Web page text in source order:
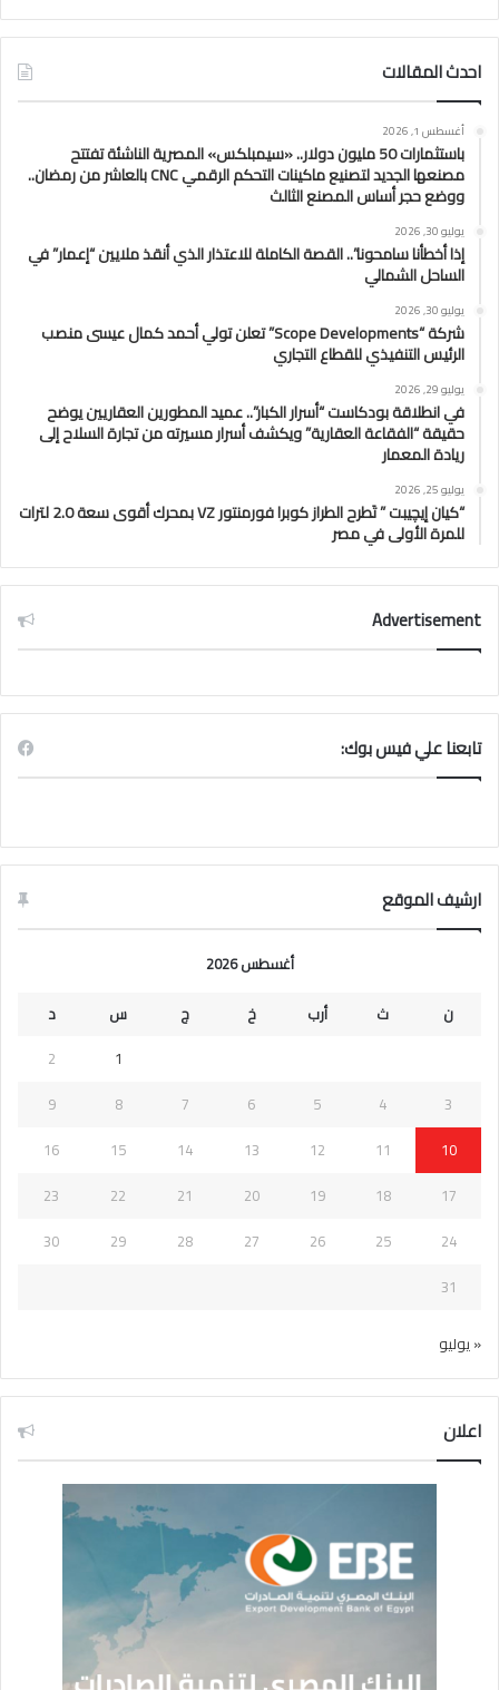
احدث المقالات
أغسطس 1, 2026
باستثمارات 50 مليون دولار.. «سيمبلكس» المصرية الناشئة تفتتح
مصنعها الجديد لتصنيع ماكينات التحكم الرقمي CNC بالعاشر من رمضان..
ووضع حجر أساس المصنع الثالث
يوليو 30, 2026
إذا أخطأنا سامحونا”.. القصة الكاملة للاعتذار الذي أنقذ ملايين “إعمار” في
الساحل الشمالي
يوليو 30, 2026
شركة “Scope Developments” تعلن تولي أحمد كمال عيسى منصب
الرئيس التنفيذي للقطاع التجاري
يوليو 29, 2026
في انطلاقة بودكاست “أسرار الكبار”.. عميد المطورين العقاريين يوضح
حقيقة “الفقاعة العقارية” ويكشف أسرار مسيرته من تجارة السلاح إلى
ريادة المعمار
يوليو 25, 2026
“كيان إيچيبت ” تَطرح الطراز كوبرا فورمنتور VZ بمحرك أقوى سعة 2.0 لترات
للمرة الأولى في مصر
Advertisement
تابعنا علي فيس بوك:
ارشيف الموقع
أغسطس 2026
ن
ث أرب خ ج س
د
1
2
3
4
5
6
7
8
9
10
11
12
13
14
15
16
17
18
19
20
21
22
23
24
25
26
27
28
29
30
31
« يوليو
اعلان